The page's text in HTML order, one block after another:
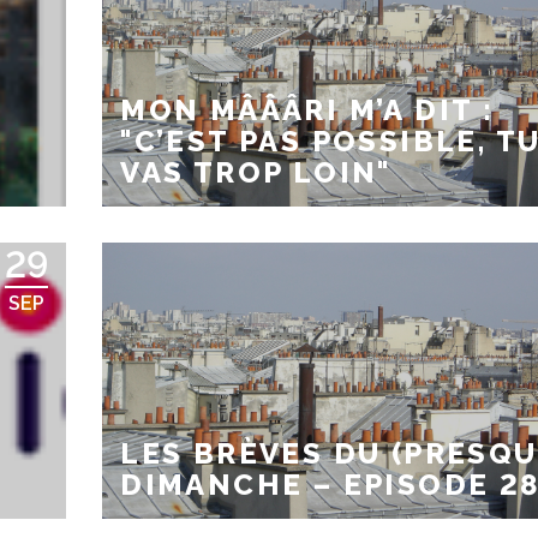
MON MÂÂÂRI M’A DIT :
"C’EST PAS POSSIBLE,
VAS TROP LOIN"
29
SEP
LES BRÈVES DU
DIMANCHE – EPISODE